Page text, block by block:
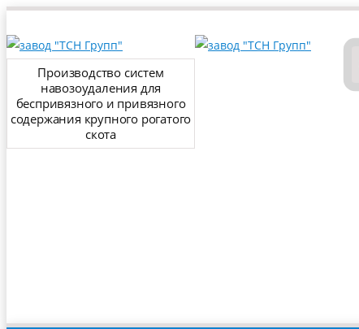
Производство систем
навозоудаления для
беспривязного и привязного
содержания крупного рогатого
скота